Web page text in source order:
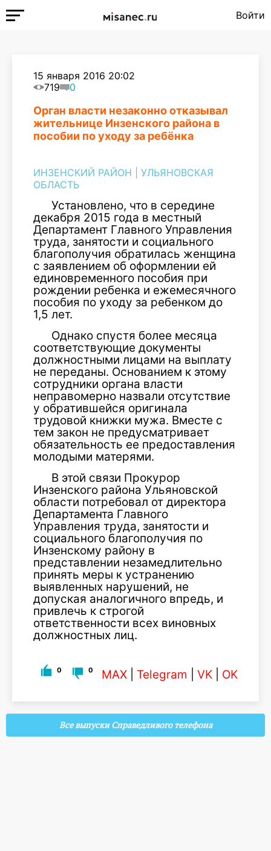
Войти
15 января 2016 20:02
719
0
Орган власти незаконно отказывал
жительнице Инзенского района в
пособии по уходу за ребёнка
ИНЗЕНСКИЙ РАЙОН
УЛЬЯНОВСКАЯ
ОБЛАСТЬ
Установлено, что в середине
декабря 2015 года в местный
Департамент Главного Управления
труда, занятости и социального
благополучия обратилась женщина
с заявлением об оформлении ей
единовременного пособия при
рождении ребенка и ежемесячного
пособия по уходу за ребенком до
1,5 лет.
Однако спустя более месяца
соответствующие документы
должностными лицами на выплату
не переданы. Основанием к этому
сотрудники органа власти
неправомерно назвали отсутствие
у обратившейся оригинала
трудовой книжки мужа. Вместе с
тем закон не предусматривает
обязательность ее предоставления
молодыми матерями.
В этой связи Прокурор
Инзенского района Ульяновской
области потребовал от директора
Департамента Главного
Управления труда, занятости и
социального благополучия по
Инзенскому району в
представлении незамедлительно
принять меры к устранению
выявленных нарушений, не
допуская аналогичного впредь, и
привлечь к строгой
ответственности всех виновных
должностных лиц.
0 0 MAX Telegram VK OK
Все выпуски Справедливого телефона